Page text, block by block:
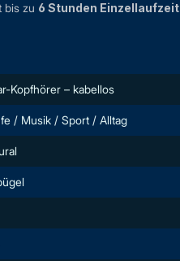
bis zu 6 Stunden Einzellaufzeit
Kopfhörer – kabellos
/ Musik / Sport / Alltag